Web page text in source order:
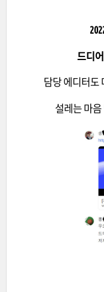
드디
담당 에디터도
설레는 마